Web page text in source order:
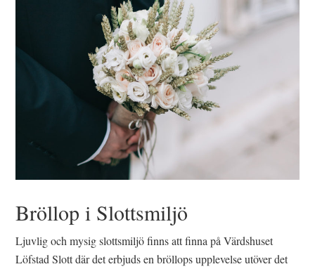
Bröllop i Slottsmiljö
Ljuvlig och mysig slottsmiljö finns att finna på Värdshuset
Löfstad Slott där det erbjuds en bröllops upplevelse utöver det